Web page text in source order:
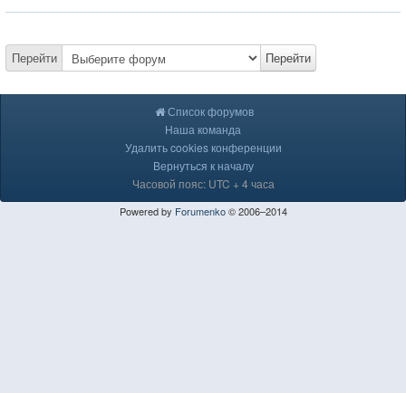
Перейти Перейти
Список форумов
Наша команда
Удалить cookies конференции
Вернуться к началу
Часовой пояс: UTC + 4 часа
Powered by Forumenko© 2006–2014